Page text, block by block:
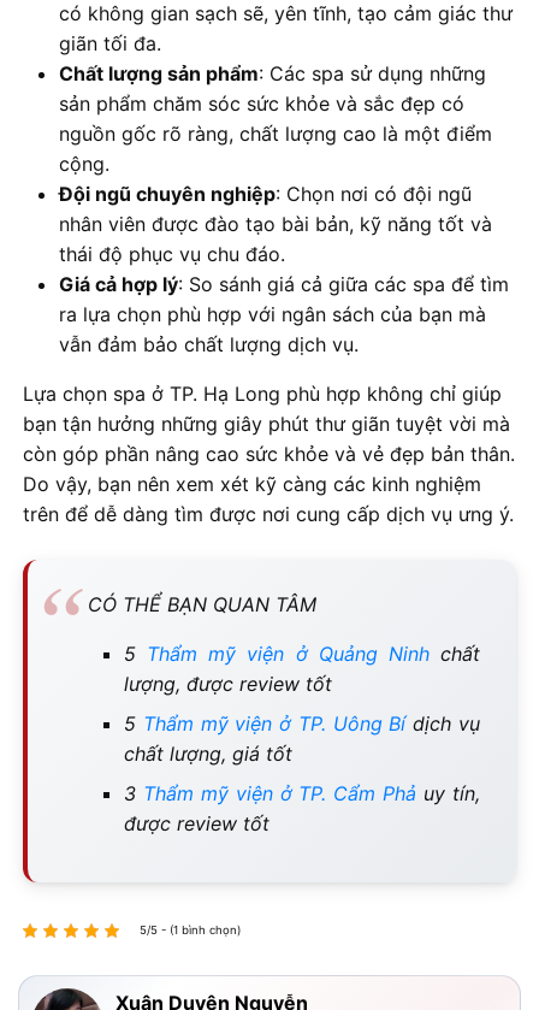
có không gian sạch sẽ, yên tĩnh, tạo cảm giác thư
giãn tối đa.
Chất lượng sản phẩm: Các spa sử dụng những
sản phẩm chăm sóc sức khỏe và sắc đẹp có
nguồn gốc rõ ràng, chất lượng cao là một điểm
cộng.
Đội ngũ chuyên nghiệp: Chọn nơi có đội ngũ
nhân viên được đào tạo bài bản, kỹ năng tốt và
thái độ phục vụ chu đáo.
Giá cả hợp lý: So sánh giá cả giữa các spa để tìm
ra lựa chọn phù hợp với ngân sách của bạn mà
vẫn đảm bảo chất lượng dịch vụ.
Lựa chọn spa ở TP. Hạ Long phù hợp không chỉ giúp
bạn tận hưởng những giây phút thư giãn tuyệt vời mà
còn góp phần nâng cao sức khỏe và vẻ đẹp bản thân.
Do vậy, bạn nên xem xét kỹ càng các kinh nghiệm
trên để dễ dàng tìm được nơi cung cấp dịch vụ ưng ý.
CÓ THỂ BẠN QUAN TÂM
5 Thẩm mỹ viện ở Quảng Ninhchất
lượng, được review tốt
5 Thẩm mỹ viện ở TP. Uông Bídịch vụ
chất lượng, giá tốt
3 Thẩm mỹ viện ở TP. Cẩm Phả uy tín,
được review tốt
5/5 - (1 bình chọn)
Xuân Duyên Nguyễn